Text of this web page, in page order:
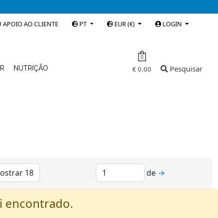
APOIO AO CLIENTE PT EUR (€) LOGIN
NUTRIÇÃO
0
€ 0.00 Pesquisar
de →